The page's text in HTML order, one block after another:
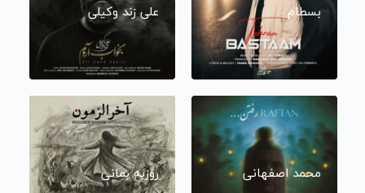
بسطام علی زند وکیلی
محمد اصفهانی روزبه بمانی